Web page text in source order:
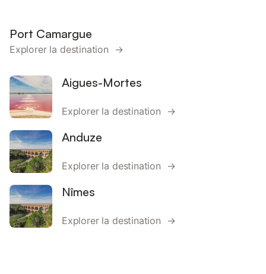
Port Camargue
Explorer la destination →
Aigues-Mortes
Explorer la destination →
Anduze
Explorer la destination →
Nîmes
Explorer la destination →